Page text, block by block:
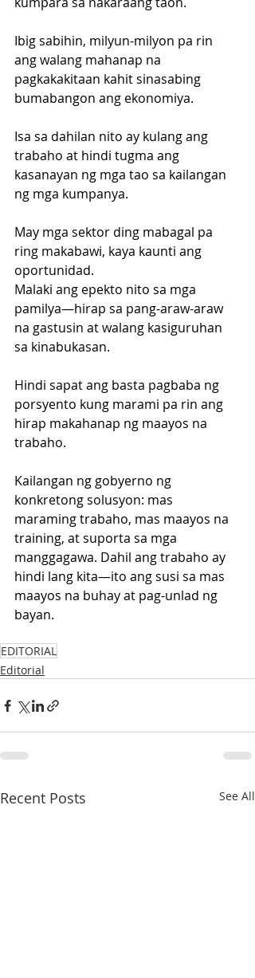
Ibig sabihin, milyun-milyon pa rin
ang walang mahanap na
pagkakakitaan kahit sinasabing
bumabangon ang ekonomiya.
Isa sa dahilan nito ay kulang ang
trabaho at hindi tugma ang
kasanayan ng mga tao sa kailangan
ng mga kumpanya.
May mga sektor ding mabagal pa
ring makabawi, kaya kaunti ang
oportunidad.
Malaki ang epekto nito sa mga
pamilya—hirap sa pang-araw-araw
na gastusin at walang kasiguruhan
sa kinabukasan.
Hindi sapat ang basta pagbaba ng
porsyento kung marami pa rin ang
hirap makahanap ng maayos na
trabaho.
Kailangan ng gobyerno ng
konkretong solusyon: mas
maraming trabaho, mas maayos na
training, at suporta sa mga
manggagawa. Dahil ang trabaho ay
hindi lang kita—ito ang susi sa mas
maayos na buhay at pag-unlad ng
bayan.
EDITORIAL
Editorial
Recent Posts See All